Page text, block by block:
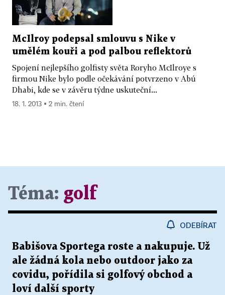
McIlroy podepsal smlouvu s Nike v
umělém kouři a pod palbou reflektorů
Spojení nejlepšího golfisty světa Roryho McIlroye s
firmou Nike bylo podle očekávání potvrzeno v Abú
Dhabi, kde se v závěru týdne uskuteční...
18. 1. 2013 ▪ 2 min. čtení
Téma: golf
ODEBÍRAT
Babišova Sportega roste a nakupuje. Už
ale žádná kola nebo outdoor jako za
covidu, pořídila si golfový obchod a
loví další sporty